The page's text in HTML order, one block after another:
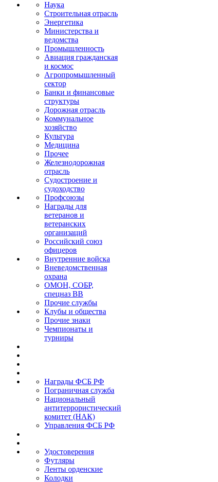
Наука
Строительная отрасль
Энергетика
Министерства и
ведомства
Промышленность
Авиация гражданская
и космос
Агропромышленный
сектор
Банки и финансовые
структуры
Дорожная отрасль
Коммунальное
хозяйство
Культура
Медицина
Прочее
Железнодорожная
отрасль
Судостроение и
судоходство
Профсоюзы
Награды для
ветеранов и
ветеранских
организаций
Российский союз
офицеров
Внутренние войска
Вневедомственная
охрана
ОМОН, СОБР,
спецназ ВВ
Прочие службы
Клубы и общества
Прочие знаки
Чемпионаты и
турниры
Награды ФСБ РФ
Пограничная служба
Национальный
антитеррористический
комитет (НАК)
Управления ФСБ РФ
Удостоверения
Футляры
Ленты орденские
Колодки